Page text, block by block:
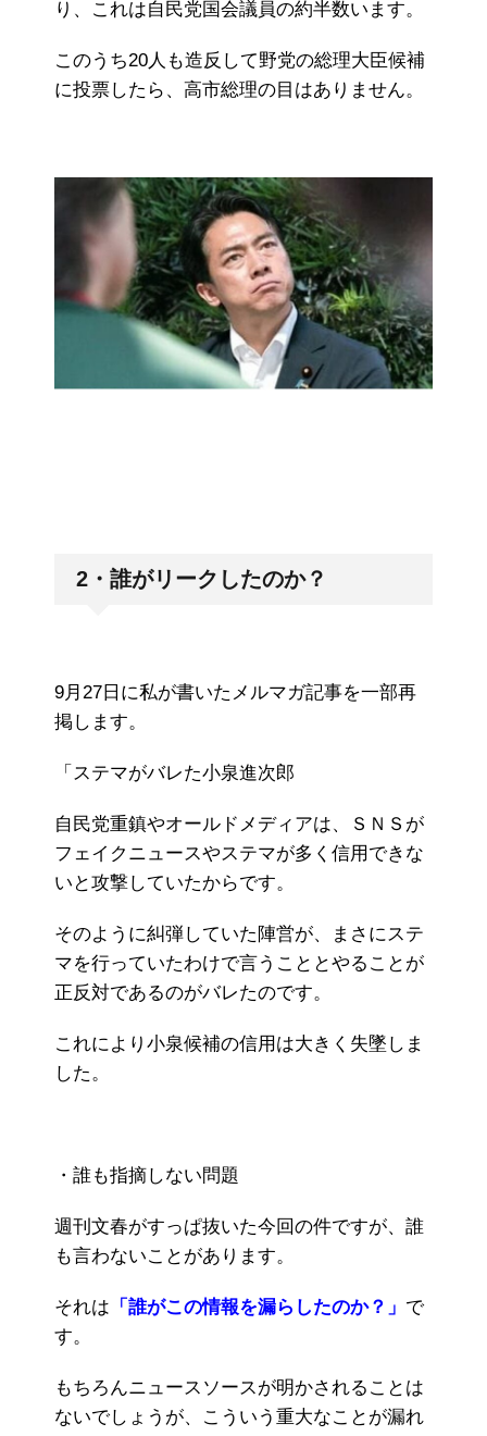
り、これは自民党国会議員の約半数います。
このうち20人も造反して野党の総理大臣候補
に投票したら、高市総理の目はありません。
2・誰がリークしたのか？
9月27日に私が書いたメルマガ記事を一部再
掲します。
「ステマがバレた小泉進次郎
自民党重鎮やオールドメディアは、ＳＮＳが
フェイクニュースやステマが多く信用できな
いと攻撃していたからです。
そのように糾弾していた陣営が、まさにステ
マを行っていたわけで言うこととやることが
正反対であるのがバレたのです。
これにより小泉候補の信用は大きく失墜しま
した。
・誰も指摘しない問題
週刊文春がすっぱ抜いた今回の件ですが、誰
も言わないことがあります。
それは 「誰がこの情報を漏らしたのか？」 で
す。
もちろんニュースソースが明かされることは
ないでしょうが、こういう重大なことが漏れ